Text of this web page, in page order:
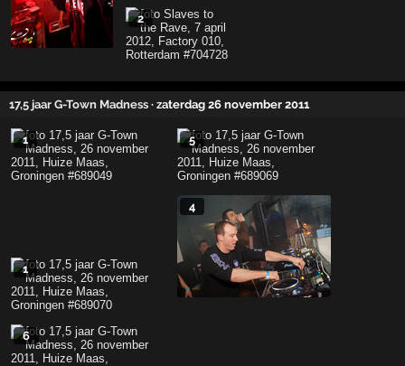
2
17,5 jaar G-Town Madness · zaterdag 26 november 2011
1 5
1
4
6